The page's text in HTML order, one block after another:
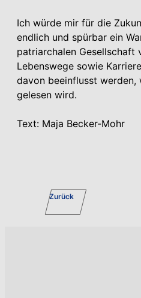
Ich würde mir für die
endlich und spürbar ein
patriarchalen Gesellschaft
Lebenswege sowie
davon beeinflusst werden,
gelesen wird.
Text: Maja Becker-Mohr
Zurück